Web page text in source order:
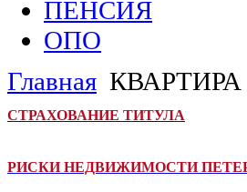
ПЕНСИЯ
ОПО
Главная КВАРТИРА
СТРАХОВАНИЕ ТИТУЛА
РИСКИ НЕДВИЖИМОСТИ